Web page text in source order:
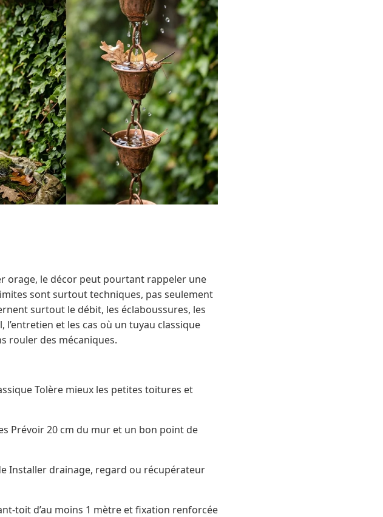
orage, le décor peut pourtant rappeler une
sont surtout techniques, pas seulement
surtout le débit, les éclaboussures, les
et les cas où un tuyau classique
rouler des mécaniques.
Tolère mieux les petites toitures et
Prévoir 20 cm du mur et un bon point de
Installer drainage, regard ou récupérateur
toit d’au moins 1 mètre et fixation renforcée